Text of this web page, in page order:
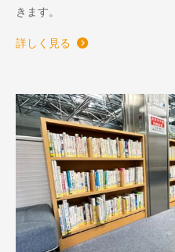
きます。
詳しく見る